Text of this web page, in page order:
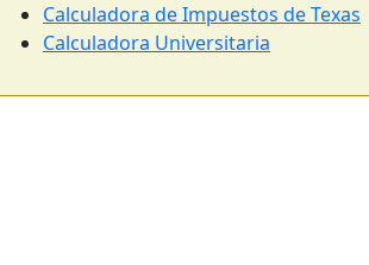
Calculadora de Impuestos de Texas
Calculadora Universitaria